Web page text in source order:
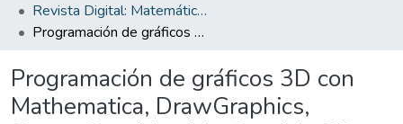
Revista Digital: Matemática, Educación e Internet
Programación de gráficos 3D con Mathematica, DrawGraphics, CurvesGraphics, LiveGraphics3D y JavaView
Programación de gráficos 3D con
Mathematica, DrawGraphics,